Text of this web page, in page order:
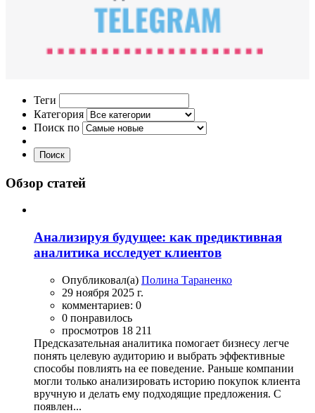
Теги
Категория
Поиск по
Поиск
Обзор статей
Анализируя будущее: как предиктивная
аналитика исследует клиентов
Опубликовал(а) Полина Тараненко
29 ноября 2025 г.
комментариев: 0
0 понравилось
просмотров 18 211
Предсказательная аналитика помогает бизнесу легче
понять целевую аудиторию и выбрать эффективные
способы повлиять на ее поведение. Раньше компании
могли только анализировать историю покупок клиента
вручную и делать ему подходящие предложения. С
появлен...